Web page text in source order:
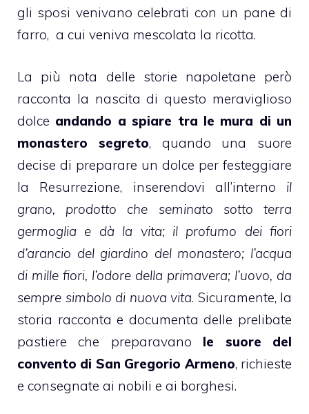
gli sposi venivano celebrati con un pane di
farro, a cui veniva mescolata la ricotta.
La più nota delle storie napoletane però
racconta la nascita di questo meraviglioso
dolce andando a spiare tra le mura di un
monastero segreto, quando una suore
decise di preparare un dolce per festeggiare
la Resurrezione, inserendovi all’interno il
grano, prodotto che seminato sotto terra
germoglia e dà la vita; il profumo dei fiori
d’arancio del giardino del monastero; l’acqua
di mille fiori, l’odore della primavera; l’uovo, da
sempre simbolo di nuova vita. Sicuramente, la
storia racconta e documenta delle prelibate
pastiere che preparavano le suore del
convento di San Gregorio Armeno, richieste
e consegnate ai nobili e ai borghesi.